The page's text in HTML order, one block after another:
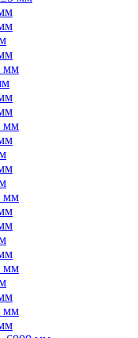
мм
мм
мм
мм
мм